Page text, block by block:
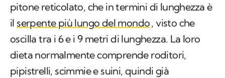
pitone reticolato, che in termini di lunghezza è
il serpente più lungo del mondo, visto che
oscilla tra i 6 e i 9 metri di lunghezza. La loro
dieta normalmente comprende roditori,
pipistrelli, scimmie e suini, quindi già